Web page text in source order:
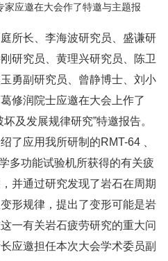
应邀在大会作了特邀与主题报
长、李海波研究员、盛谦研
研究员、黄理兴研究员、陈卫
勇副研究员、曾静博士、刘小
修润院士应邀在大会上作了
及发展规律研究”特邀报告。
了应用我所研制的RMT-64 、
多功能试验机所获得的有关疲
并通过研究发现了岩石在周期
形规律，提出了变形可能是岩
一有关岩石疲劳研究的重大问
应邀担任本次大会学术委员副